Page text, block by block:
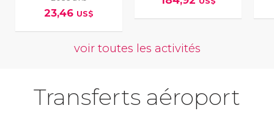
23,46 US$
voir toutes les activités
Transferts aéroport